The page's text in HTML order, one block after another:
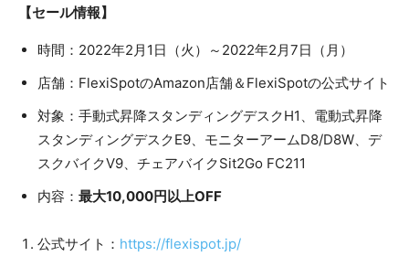
【セール情報】
時間：2022年2月1日（火）～2022年2月7日（月）
店舗：FlexiSpotのAmazon店舗＆FlexiSpotの公式サイト
対象：手動式昇降スタンディングデスクH1、電動式昇降
スタンディングデスクE9、モニターアームD8/D8W、デ
スクバイクV9、チェアバイクSit2Go FC211
内容： 最大10,000円以上OFF
公式サイト： https://flexispot.jp/